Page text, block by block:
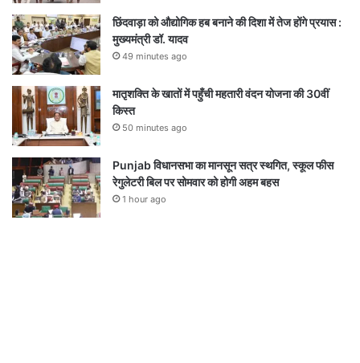
छिंदवाड़ा को औद्योगिक हब बनाने की दिशा में तेज होंगे प्रयास :
मुख्यमंत्री डॉ. यादव
49 minutes ago
मातृशक्ति के खातों में पहुँची महतारी वंदन योजना की 30वीं
किस्त
50 minutes ago
Punjab विधानसभा का मानसून सत्र स्थगित, स्कूल फीस
रेगुलेटरी बिल पर सोमवार को होगी अहम बहस
1 hour ago